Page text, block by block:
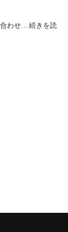
わせ… 続きを読